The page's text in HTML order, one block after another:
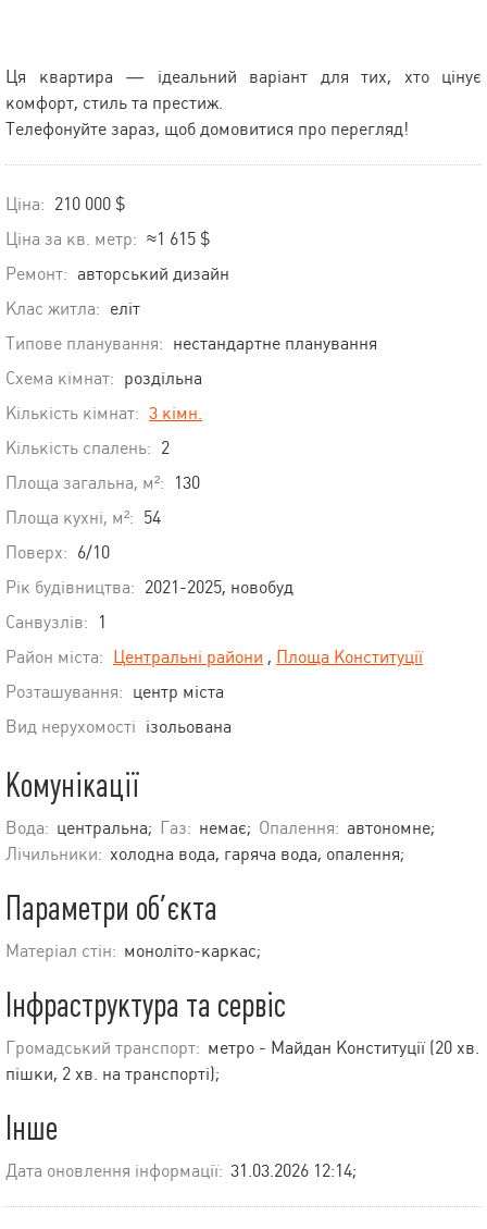
Ця квартира — ідеальний варіант для тих, хто цінує
комфорт, стиль та престиж.
Телефонуйте зараз, щоб домовитися про перегляд!
Ціна: 210 000 $
Ціна за кв. метр: ≈1 615 $
Ремонт: авторський дизайн
Клас житла: еліт
Типове планування: нестандартне планування
Схема кімнат: роздільна
Кількість кімнат: 3 кімн.
Кількість спалень: 2
Площа загальна, м²:
130
Площа кухні, м²: 54
Поверх: 6/10
Рік будівництва: 2021-2025, новобуд
Санвузлів:
1
Район міста: Центральні райони , Площа Конституції
Розташування: центр міста
Вид нерухомості ізольована
Комунікації
Вода: центральна; Газ: немає; Опалення: автономне;
Лічильники: холодна вода, гаряча вода, опалення;
Параметри об’єкта
Матеріал стін: моноліто-каркас;
Інфраструктура та сервіс
Громадський транспорт: метро - Майдан Конституції (20 хв.
пішки, 2 хв. на транспорті);
Інше
Дата оновлення інформації: 31.03.2026 12:14;